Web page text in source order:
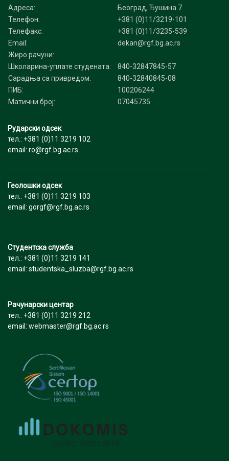
Адреса:
Београд, Ђушина 7
Телефон:
+381 (0)11/3219-101
Телефакс:
+381 (0)11/3235-539
Email:
dekan@rgf.bg.ac.rs
Жиро рачуни:
Школарина-уплате студената:
840-32847845-57
Сарадња са привредом:
840-32840845-08
ПИБ:
100206244
Матични број:
07045735
Рударски одсек
тел.: +381 (0)11 3219 102
email: ro@rgf.bg.ac.rs
Геолошки одсек
тел.: +381 (0)11 3219 103
email: gorgf@rgf.bg.ac.rs
Студентска служба
тел.: +381 (0)11 3219 141
email: studentska_sluzba@rgf.bg.ac.rs
Рачунарски центар
тел.: +381 (0)11 3219 212
email: webmaster@rgf.bg.ac.rs